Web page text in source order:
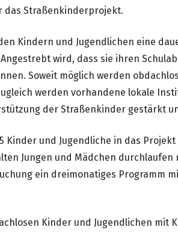
das Straßenkinderprojekt.
Kindern und Jugendlichen eine
wird, dass sie ihren
Soweit möglich werden
werden vorhandene lokale
der Straßenkinder gestärkt
Kinder und Jugendliche in das
Jungen und Mädchen durchlaufen
ein dreimonatiges Programm
Kinder und Jugendlichen mit